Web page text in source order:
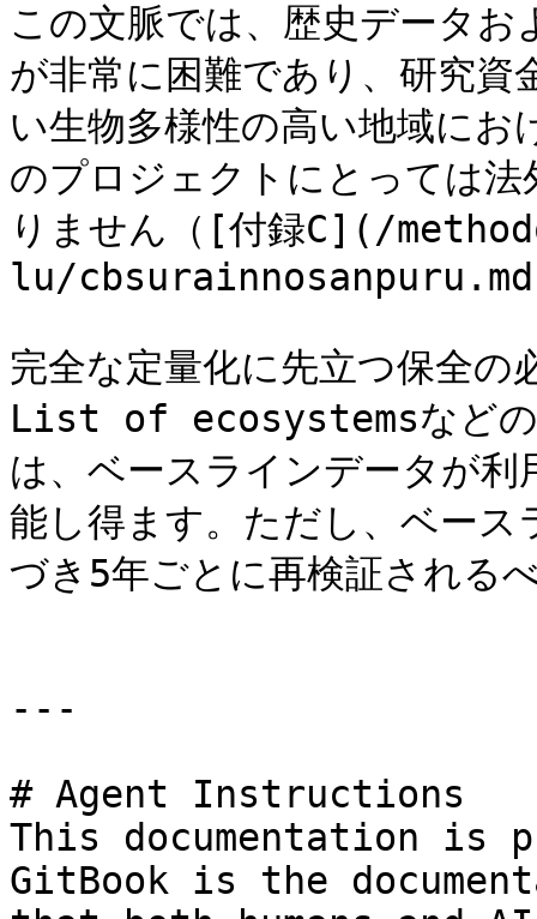
この文脈では、歴史データ
が非常に困難であり、研究資
い生物多様性の高い地域にお
のプロジェクトにとっては
りません（[付録C](/
lu/
完全な定量化に先立つ保全
List of ecosystemsなどの
は、ベースラインデータが
能し得ます。ただし、ベー
づき5年ごとに再検証される
---
# Agent Instructions
This documentation is
GitBook is the